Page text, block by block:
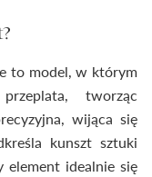
to model, w którym
tworząc
wijąca się
kunszt sztuki
element idealnie się